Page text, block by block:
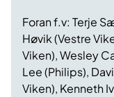
Foran f.v: Terje
Høvik (Vestre
Viken), Wesley
Lee (Philips),
Viken), Kenneth